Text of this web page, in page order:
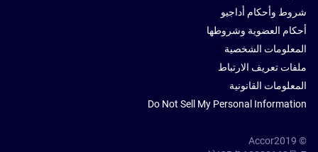
شروط وأحكام أداجيو
أحكام العضوية وشروطها
المعلومات الشخصية
ملفات تعريف الارتباط
المعلومات القانونية
Do Not Sell My Personal Information
© Accor2019